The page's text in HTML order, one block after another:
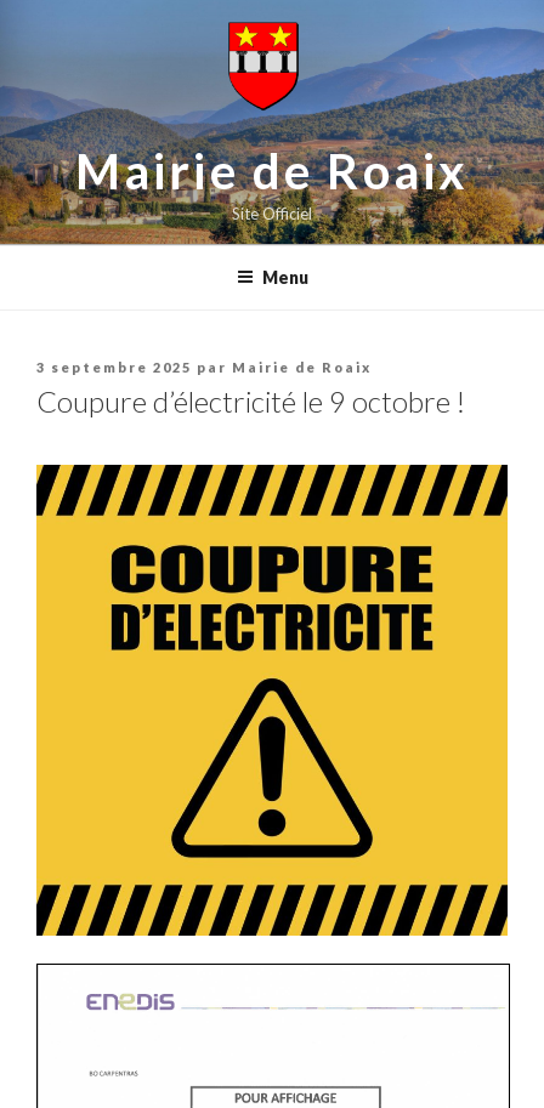
principal
Mairie de Roaix
Site Officiel
Menu
Publié
3 septembre 2025 par Mairie de Roaix
Coupure d’électricité le 9 octobre !